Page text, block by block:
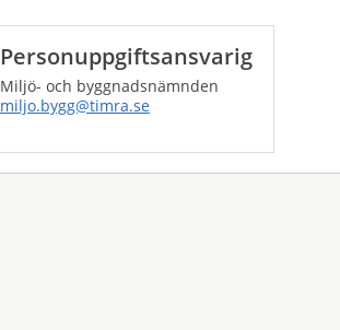
Personuppgiftsansvarig
Miljö- och byggnadsnämnden
miljo.bygg@timra.se